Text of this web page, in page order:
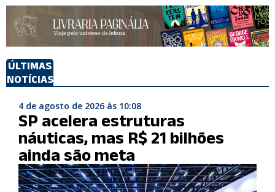
ÚLTIMAS
NOTÍCIAS
4 de agosto de 2026 às 10:08
SP acelera estruturas
náuticas, mas R$ 21 bilhões
ainda são meta